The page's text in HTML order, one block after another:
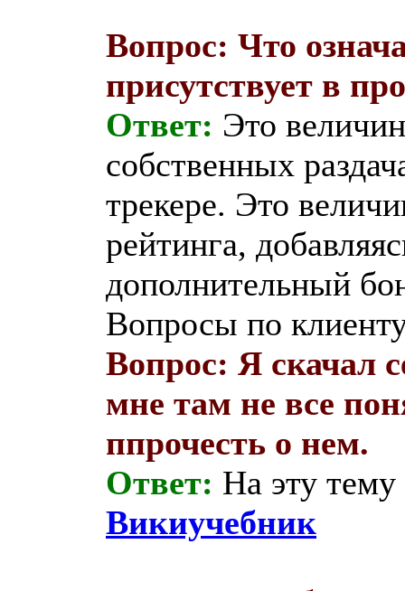
Вопрос: Что
присутствует в
Ответ: Это
собственных
трекере. Это
рейтинга,
дополнительный
Вопросы по
Вопрос: Я скачал
мне там не все
ппрочесть о нем.
Ответ: На эту тему
Викиучебник